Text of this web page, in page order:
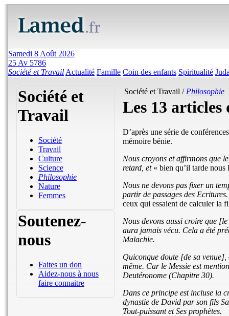
Samedi 8 Août 2026
25 Av 5786
Société et Travail Actualité Famille Coin des enfants Spiritualité
Société et
Travail
Société
Travail
Culture
Science
Philosophie
Nature
Femmes
Soutenez-
nous
Faites un don
Aidez-nous à nous
faire connaitre
Société et Travail / Philosophie
Les 13
D’après une série de
mémoire bénie.
Nous croyons et affirmons que
retard, et « bien qu’il tarde nous
Nous ne devons pas fixer un
partir de passages des
ceux qui essaient de calculer la
Nous devons aussi croire que
aura jamais vécu. Cela a été
Malachie.
Quiconque doute [de sa
même. Car le Messie est
Deutéronome (Chapitre 30).
Dans ce principe est incluse la
dynastie de David par son fils
Tout-puissant et Ses prophètes.